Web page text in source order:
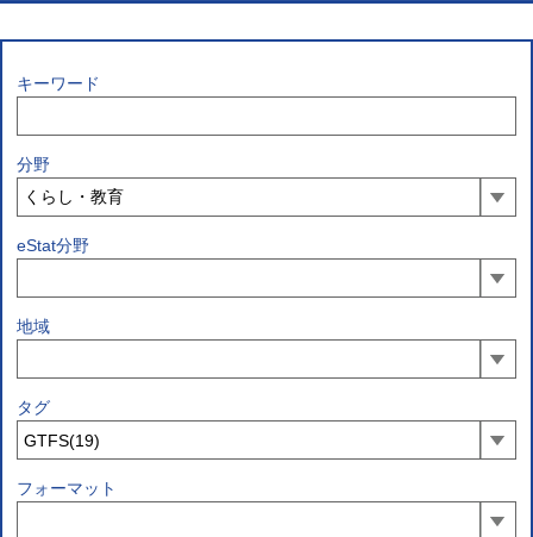
キーワード
分野
eStat分野
地域
タグ
フォーマット